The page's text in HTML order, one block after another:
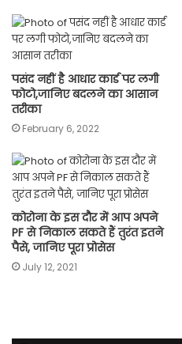
पसंद नहीं है आधार कार्ड पर लगी
फोटो,जानिए बदलने का आसान
तरीका
February 6, 2022
कोरोना के इस दौर में आप अपने
PF से निकाल सकते हैं तुरंत इतने
पैसे, जानिए पूरा प्रोसेस
July 12, 2021